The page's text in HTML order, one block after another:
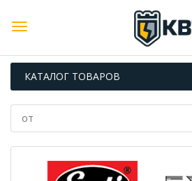
КАТАЛОГ ТОВАРОВ